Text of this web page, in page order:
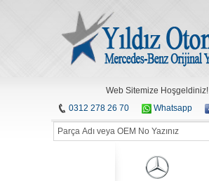
Web Sitemize Hoşgeldiniz!
0312 278 26 70
Whatsapp